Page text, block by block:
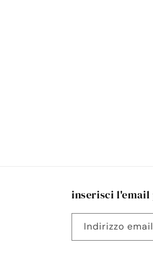
inserisci
Indirizzo email